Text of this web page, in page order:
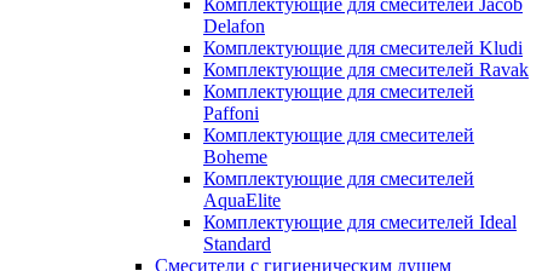
Комплектующие для смесителей Jacob
Delafon
Комплектующие для смесителей Kludi
Комплектующие для смесителей Ravak
Комплектующие для смесителей
Paffoni
Комплектующие для смесителей
Boheme
Комплектующие для смесителей
AquaElite
Комплектующие для смесителей Ideal
Standard
Смесители с гигиеническим душем